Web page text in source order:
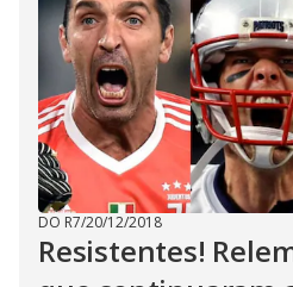
DO R7/20/12/2018
Resistentes!